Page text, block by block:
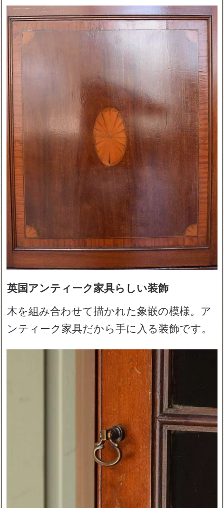
英国アンティーク家具らしい装飾
木を組み合わせて描かれた象嵌の模様。ア
ンティーク家具だから手に入る装飾です。